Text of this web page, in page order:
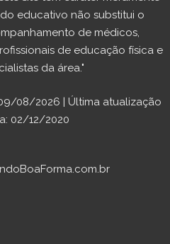
educativo não substitui o
de médicos,
de educação física e
da área."
08/2026 | Última atualização
02/12/2020